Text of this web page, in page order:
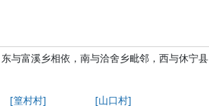
与富溪乡相依，南与洽舍乡毗邻，西与休宁县
[篁村村] [山口村]